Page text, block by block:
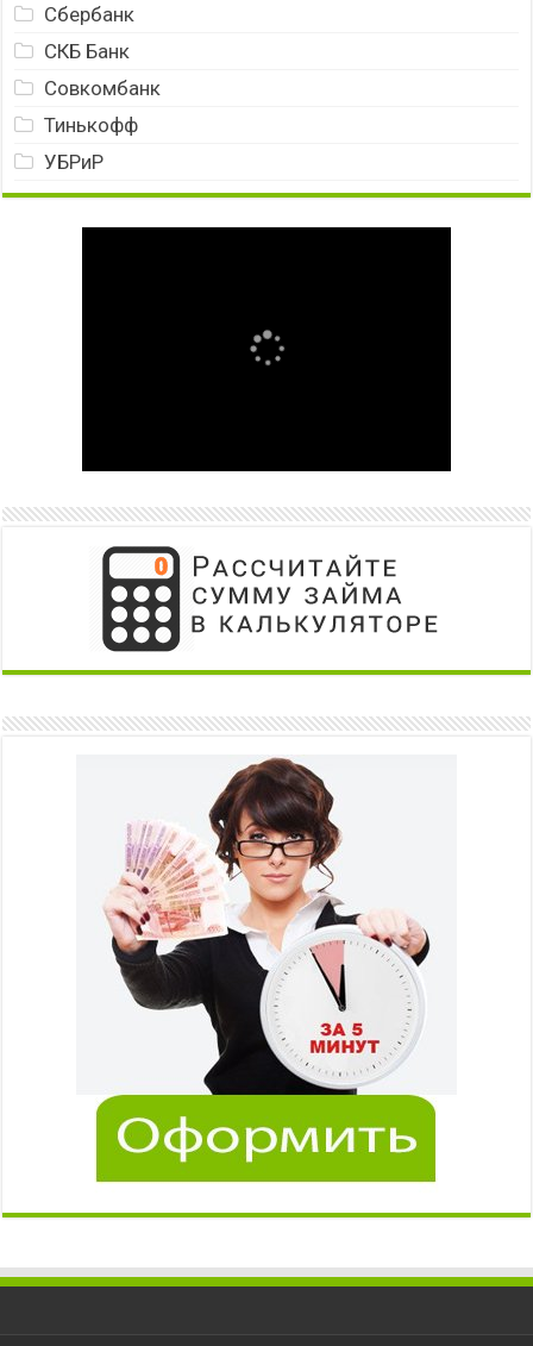
Сбербанк
СКБ Банк
Совкомбанк
Тинькофф
УБРиР